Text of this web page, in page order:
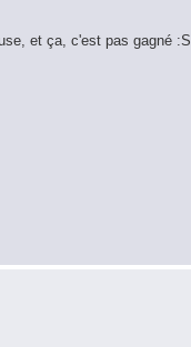
et ça, c'est pas gagné :S